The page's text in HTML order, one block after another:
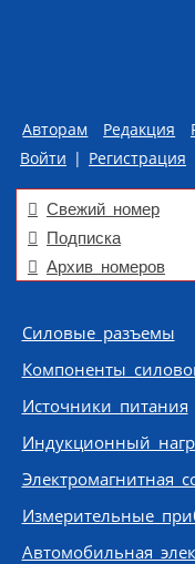
Авторам Редакция
Войти | Регистрация
Свежий номер
Подписка
Архив номеров
Skip to content
Силовые разъемы
Компоненты
Источники питания
Индукционный
Электромагнитная
Измерительные
Автомобильная